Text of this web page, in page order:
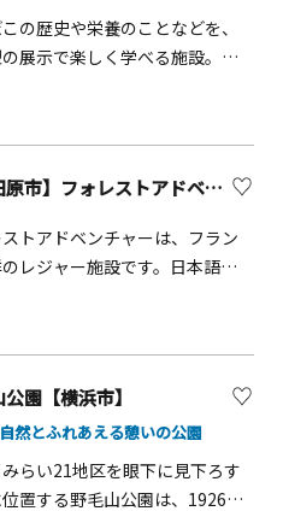
の歴史や栄養のことなどを、
展示で楽しく学べる施設。ガ
くわ手づくり体験教室も開催
【小田原市】フォレストアドベンチャー・小田原
トアドベンチャーは、フラン
レジャー施設です。日本語で
本格的なジップラインが楽し
。ディスカバリーコースは高さ
さ100ｍを超えるジップライン
所要時間は2時間以上。事前に
全講習を受けるので誰でも安
しむことができます。シュー
園【横浜市】
然とふれあえる憩いの公園
らい21地区を眼下に見下ろす
置する野毛山公園は、1926年